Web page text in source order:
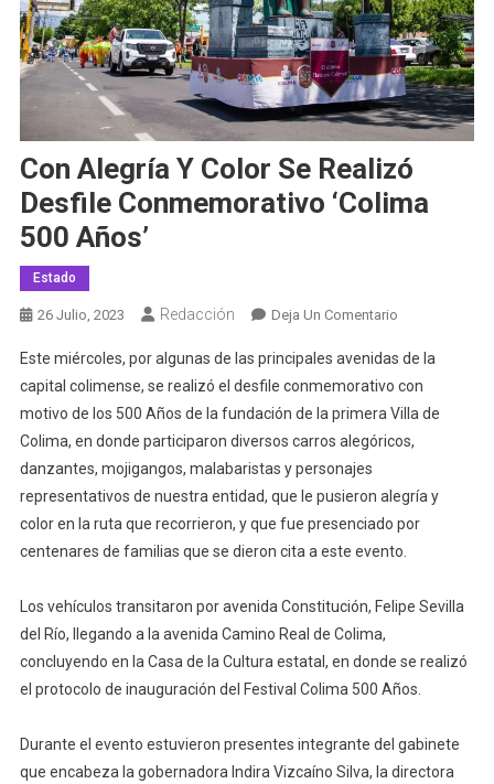
Con Alegría Y Color Se Realizó
Desfile Conmemorativo ‘Colima
500 Años’
Estado
26 Julio, 2023 Redacción Deja Un ComentarioEn
Alegría
Y
Color
Se
Desfile
Este miércoles, por algunas de las principales avenidas de la
capital colimense, se realizó el desfile conmemorativo con
motivo de los 500 Años de la fundación de la primera Villa de
Colima, en donde participaron diversos carros alegóricos,
danzantes, mojigangos, malabaristas y personajes
representativos de nuestra entidad, que le pusieron alegría y
color en la ruta que recorrieron, y que fue presenciado por
centenares de familias que se dieron cita a este evento.
Los vehículos transitaron por avenida Constitución, Felipe Sevilla
del Río, llegando a la avenida Camino Real de Colima,
concluyendo en la Casa de la Cultura estatal, en donde se realizó
el protocolo de inauguración del Festival Colima 500 Años.
Durante el evento estuvieron presentes integrante del gabinete
que encabeza la gobernadora Indira Vizcaíno Silva, la directora